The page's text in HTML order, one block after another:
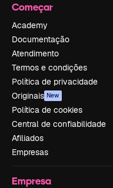
Começar
Academy
Documentação
Atendimento
Termos e condições
Política de privacidade
Originais New
Política de cookies
Central de confiabilidade
Afiliados
Empresas
Empresa